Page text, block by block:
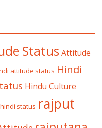
Status Attitude
attitude status Hindi
Hindu Culture
status rajput